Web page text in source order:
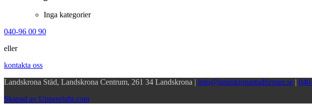
Inga kategorier
040-96 00 90
eller
kontakta oss
Landskrona Städ, Landskrona Centrum, 261 34 Landskrona | info@landskronastadfirman.se |
Skapad av Uppereight.com